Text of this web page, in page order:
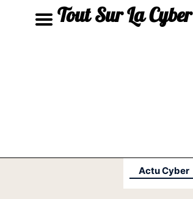
Tout Sur La Cyber
Actu Cyber